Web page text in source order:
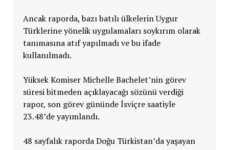
Ancak raporda, bazı batılı ülkelerin Uygur
Türklerine yönelik uygulamaları soykırım olarak
tanımasına atıf yapılmadı ve bu ifade
kullanılmadı.
Yüksek Komiser Michelle Bachelet’nin görev
süresi bitmeden açıklayacağı sözünü verdiği
rapor, son görev gününde İsviçre saatiyle
23.48’de yayımlandı.
48 sayfalık raporda Doğu Türkistan’da yaşayan